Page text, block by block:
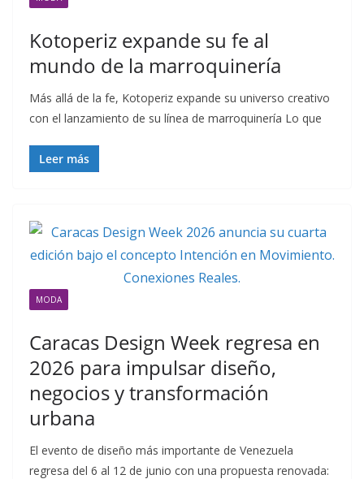
Kotoperiz expande su fe al
mundo de la marroquinería
Más allá de la fe, Kotoperiz expande su universo creativo
con el lanzamiento de su línea de marroquinería Lo que
Leer más
MODA
Caracas Design Week regresa en
2026 para impulsar diseño,
negocios y transformación
urbana
El evento de diseño más importante de Venezuela
regresa del 6 al 12 de junio con una propuesta renovada: